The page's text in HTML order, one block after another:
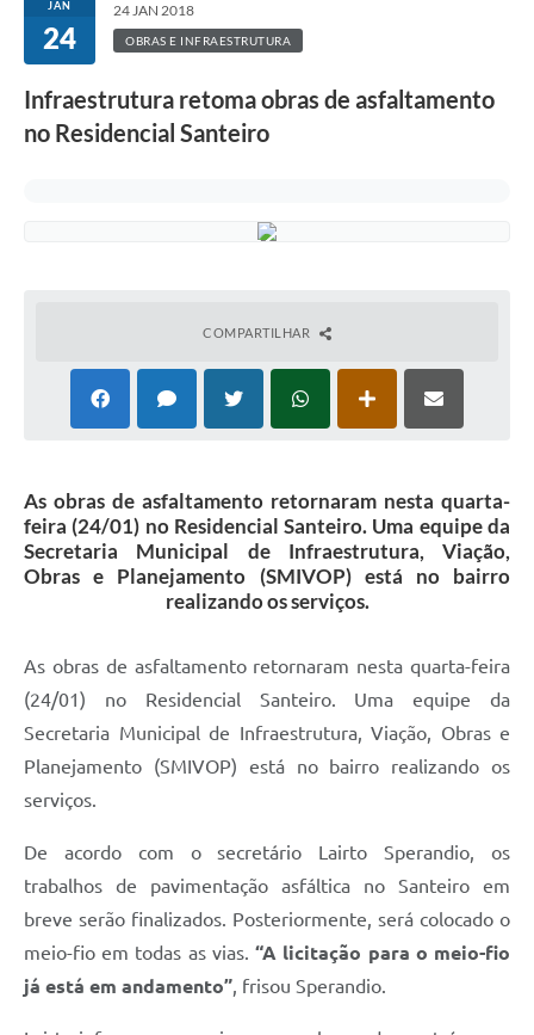
JAN
24
24 JAN 2018
OBRAS E INFRAESTRUTURA
Infraestrutura retoma obras de asfaltamento
no Residencial Santeiro
COMPARTILHAR
As obras de asfaltamento retornaram nesta quarta-
feira (24/01) no Residencial Santeiro. Uma equipe da
Secretaria Municipal de Infraestrutura, Viação,
Obras e Planejamento (SMIVOP) está no bairro
realizando os serviços.
As obras de asfaltamento retornaram nesta quarta-feira
(24/01) no Residencial Santeiro. Uma equipe da
Secretaria Municipal de Infraestrutura, Viação, Obras e
Planejamento (SMIVOP) está no bairro realizando os
serviços.
De acordo com o secretário Lairto Sperandio, os
trabalhos de pavimentação asfáltica no Santeiro em
breve serão finalizados. Posteriormente, será colocado o
meio-fio em todas as vias.“A licitação para o meio-fio
já está em andamento”, frisou Sperandio.